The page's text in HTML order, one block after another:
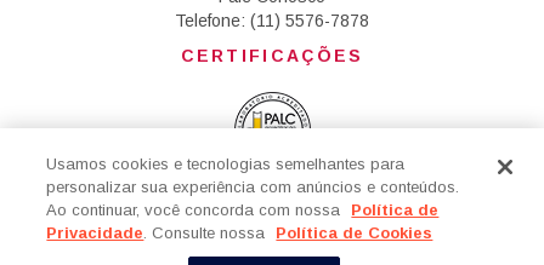
Telefone: (11) 5576-7878
CERTIFICAÇÕES
Clique aquie faça o download dos certificados.
Usamos cookies e tecnologias semelhantes para
personalizar sua experiência com anúncios e conteúdos.
Ao continuar, você concorda com nossa
Política de
Privacidade. Consulte nossa Política de Cookies